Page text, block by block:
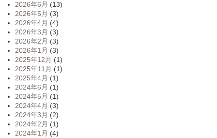
2026年6月 (13)
2026年5月 (3)
2026年4月 (4)
2026年3月 (3)
2026年2月 (3)
2026年1月 (3)
2025年12月 (1)
2025年11月 (1)
2025年4月 (1)
2024年6月 (1)
2024年5月 (1)
2024年4月 (3)
2024年3月 (2)
2024年2月 (1)
2024年1月 (4)